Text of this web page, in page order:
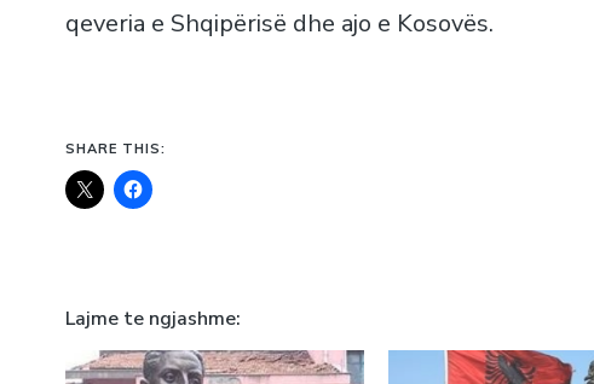
qeveria e Shqipërisë dhe ajo e Kosovës.
SHARE THIS:
Lajme te ngjashme